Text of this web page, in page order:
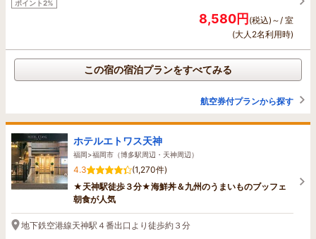
ポイント2%
8,580円(税込)～/ 室
(大人2名利用時)
この宿の宿泊プランをすべてみる
航空券付プランから探す
ホテルエトワス天神
福岡>福岡市（博多駅周辺・天神周辺）
4.3
(1,270件)
★天神駅徒歩３分★海鮮丼＆九州のうまいものブッフェ
朝食が人気
地下鉄空港線天神駅４番出口より徒歩約３分